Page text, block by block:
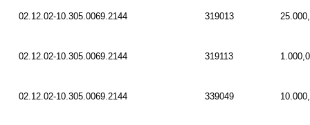
02.12.02-10.305.0069.2144 319013
02.12.02-10.305.0069.2144 319113
02.12.02-10.305.0069.2144 339049